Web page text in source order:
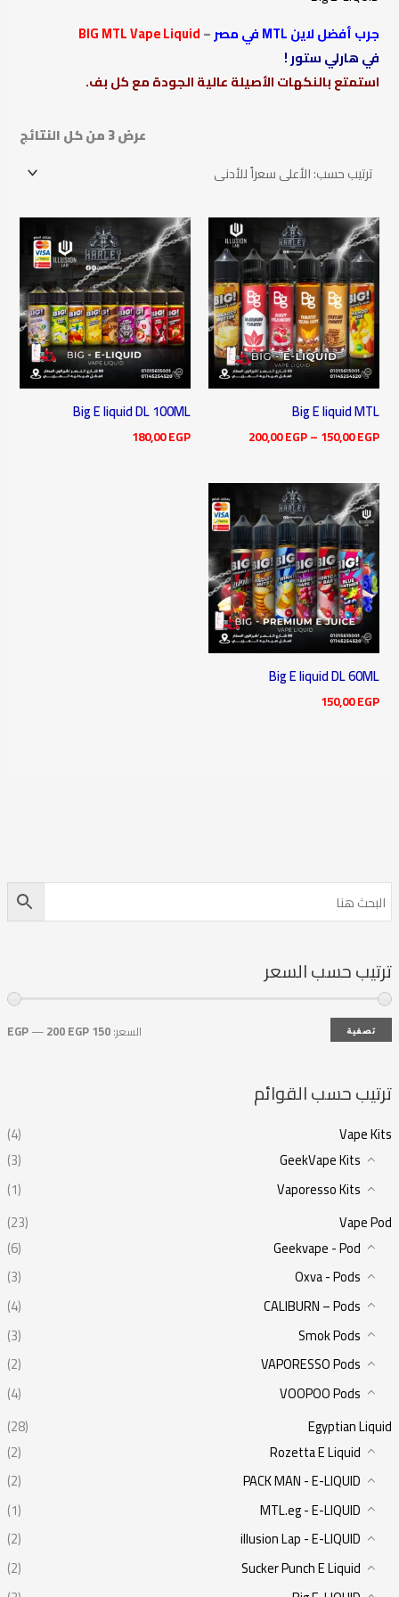
ترتيب حسب السعر
تصفية السعر:150 EGP
—200 EGP
ترتيب حسب القوائم
Vape Kits
(4)
GeekVape Kits
(3)
Vaporesso Kits
(1)
Vape Pod
(23)
Geekvape - Pod
(6)
Oxva - Pods
(3)
CALIBURN – Pods
(4)
Smok Pods
(3)
VAPORESSO Pods
(2)
VOOPOO Pods
(4)
Egyptian Liquid
(28)
Rozetta E Liquid
(2)
PACK MAN - E-LIQUID
(2)
MTL.eg - E-LIQUID
(1)
illusion Lap - E-LIQUID
(2)
Sucker Punch E Liquid
(2)
جرب أفضل لاين MTL في مصر
–
BIG MTL Vape Liquid
في هارلي ستور !
استمتع بالنكهات الأصيلة عالية الجودة مع كل بف.
عرض ⁦3⁩ من كل النتائج
Big E liquid MTL
150,00EGP
–
200,00EGP
نطاق
السعر:
من
خلال
⁦200,00 EGP⁩
Big E liquid DL 100ML
180,00EGP
Big E liquid DL 60ML
150,00EGP